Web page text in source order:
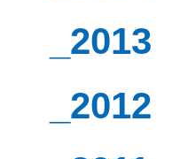
_2013
_2012